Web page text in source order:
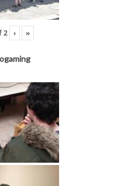
2 › »